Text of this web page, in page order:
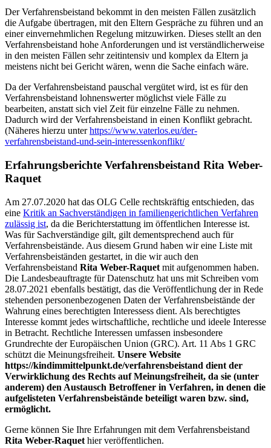
Der Verfahrensbeistand bekommt in den meisten Fällen zusätzlich
die Aufgabe übertragen, mit den Eltern Gespräche zu führen und an
einer einvernehmlichen Regelung mitzuwirken. Dieses stellt an den
Verfahrensbeistand hohe Anforderungen und ist verständlicherweise
in den meisten Fällen sehr zeitintensiv und komplex da Eltern ja
meistens nicht bei Gericht wären, wenn die Sache einfach wäre.
Da der Verfahrensbeistand pauschal vergütet wird, ist es für den
Verfahrensbeistand lohnenswerter möglichst viele Fälle zu
bearbeiten, anstatt sich viel Zeit für einzelne Fälle zu nehmen.
Dadurch wird der Verfahrensbeistand in einen Konflikt gebracht.
(Näheres hierzu unterhttps://www.vaterlos.eu/der-
verfahrensbeistand-und-sein-interessenkonflikt/
Erfahrungsberichte Verfahrensbeistand Rita Weber-
Raquet
Am 27.07.2020 hat das OLG Celle rechtskräftig entschieden, das
eine Kritik an Sachverständigen in familiengerichtlichen Verfahren
zulässig ist, da die Berichterstattung im öffentlichen Interesse ist.
Was für Sachverständige gilt, gilt dementsprechend auch für
Verfahrensbeistände. Aus diesem Grund haben wir eine Liste mit
Verfahrensbeiständen gestartet, in die wir auch den
Verfahrensbeistand Rita Weber-Raquet mit aufgenommen haben.
Die Landesbeauftragte für Datenschutz hat uns mit Schreiben vom
28.07.2021 ebenfalls bestätigt, das die Veröffentlichung der in Rede
stehenden personenbezogenen Daten der Verfahrensbeistände der
Wahrung eines berechtigten Interessess dient. Als berechtigtes
Interesse kommt jedes wirtschaftliche, rechtliche und ideele Interesse
in Betracht. Rechtliche Interessen umfassen insbesondere
Grundrechte der Europäischen Union (GRC). Art. 11 Abs 1 GRC
schützt die Meinungsfreiheit. Unsere Website
https://kindimmittelpunkt.de/verfahrensbeistand dient der
Verwirklichung des Rechts auf Meinungsfreiheit, da sie (unter
anderem) den Austausch Betroffener in Verfahren, in denen die
aufgelisteten Verfahrensbeistände beteiligt waren bzw. sind,
ermöglicht.
Gerne können Sie Ihre Erfahrungen mit dem Verfahrensbeistand
Rita Weber-Raquet hier veröffentlichen.